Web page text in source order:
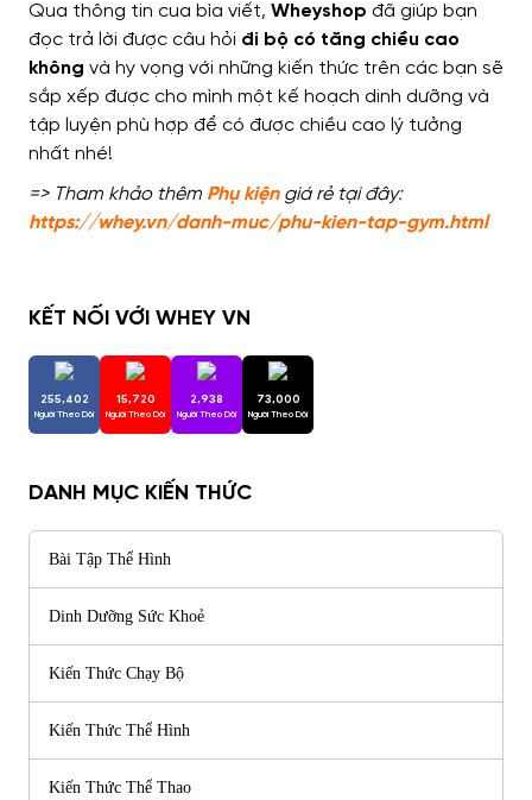
Qua thông tin cua bìa viết, Wheyshop đã giúp bạn
đọc trả lời được câu hỏi đi bộ có tăng chiều cao
không và hy vọng với những kiến thức trên các bạn sẽ
sắp xếp được cho mình một kế hoạch dinh dưỡng và
tập luyện phù hợp để có được chiều cao lý tưởng
nhất nhé!
=> Tham khảo thêm Phụ kiện giá rẻ tại đây:
https://whey.vn/danh-muc/phu-kien-tap-gym.html
KẾT NỐI VỚI WHEY VN
255,402
Người Theo Dõi
15,720
Người Theo Dõi
2,938
Người Theo Dõi
73,000
Người Theo Dõi
DANH MỤC KIẾN THỨC
Bài Tập Thể Hình
Dinh Dưỡng Sức Khoẻ
Kiến Thức Chạy Bộ
Kiến Thức Thể Hình
Kiến Thức Thể Thao